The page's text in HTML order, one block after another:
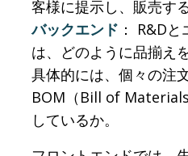
客様に提示し、販売する
バックエンド ： R&D
は、どのように品揃え
具体的には、個々の注
BOM（Bill of
しているか。